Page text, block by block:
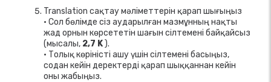
Translation сақтау мәліметтерін қарап шығыңыз
• Сол бөлімде сіз аударылған мазмұнның нақты
жад орнын көрсететін шағын сілтемені байқайсыз
(мысалы, 2,7 K).
• Толық көріністі ашу үшін сілтемені басыңыз,
содан кейін деректерді қарап шыққаннан кейін
оны жабыңыз.